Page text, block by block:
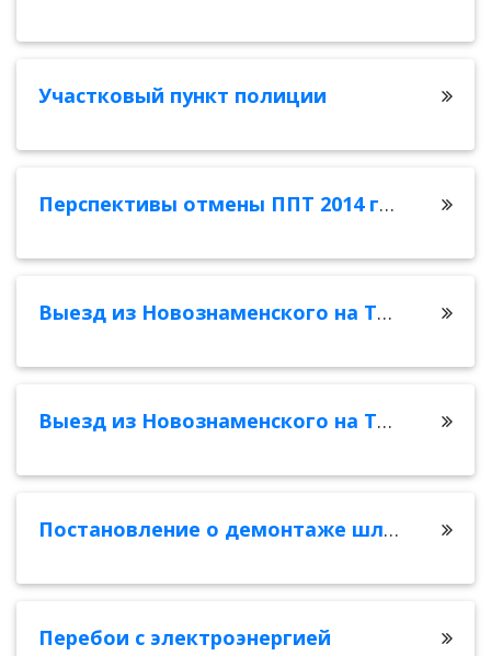
Участковый пункт полиции
Перспективы отмены ППТ 2014 года
Выезд из Новознаменского на Тихорецкую 19.01.26
Выезд из Новознаменского на Тихорецкую
Постановление о демонтаже шлагбаума на ул. Камчатской
Перебои с электроэнергией